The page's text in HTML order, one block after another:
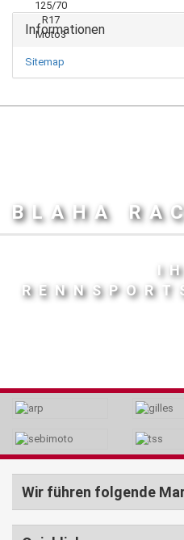
Informationen
Sitemap
BLAHA
Wir führen folgende